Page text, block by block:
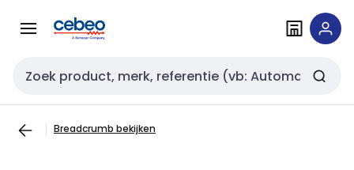
naar
naar
Zoekveld invoer
Breadcrumb bekijken